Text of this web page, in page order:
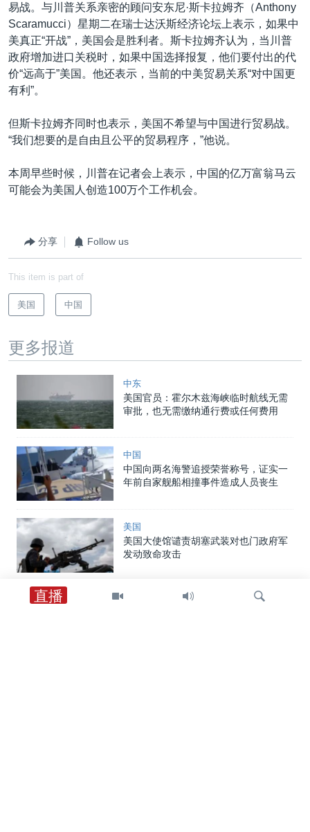
直播
易战。与川普关系亲密的顾问安东尼·斯卡拉姆齐（Anthony
Scaramucci）星期二在瑞士达沃斯经济论坛上表示，如果中
美真正“开战”，美国会是胜利者。斯卡拉姆齐认为，当川普
政府增加进口关税时，如果中国选择报复，他们要付出的代
价“远高于”美国。他还表示，当前的中美贸易关系“对中国更
有利”。
但斯卡拉姆齐同时也表示，美国不希望与中国进行贸易战。
“我们想要的是自由且公平的贸易程序，”他说。
本周早些时候，川普在记者会上表示，中国的亿万富翁马云
可能会为美国人创造100万个工作机会。
分享 Follow us
This item is part of
美国 中国
更多报道
中东
美国官员：霍尔木兹海峡临时航线无需
审批，也无需缴纳通行费或任何费用
中国
中国向两名海警追授荣誉称号，证实一
年前自家舰船相撞事件造成人员丧生
美国
美国大使馆谴责胡塞武装对也门政府军
发动致命攻击